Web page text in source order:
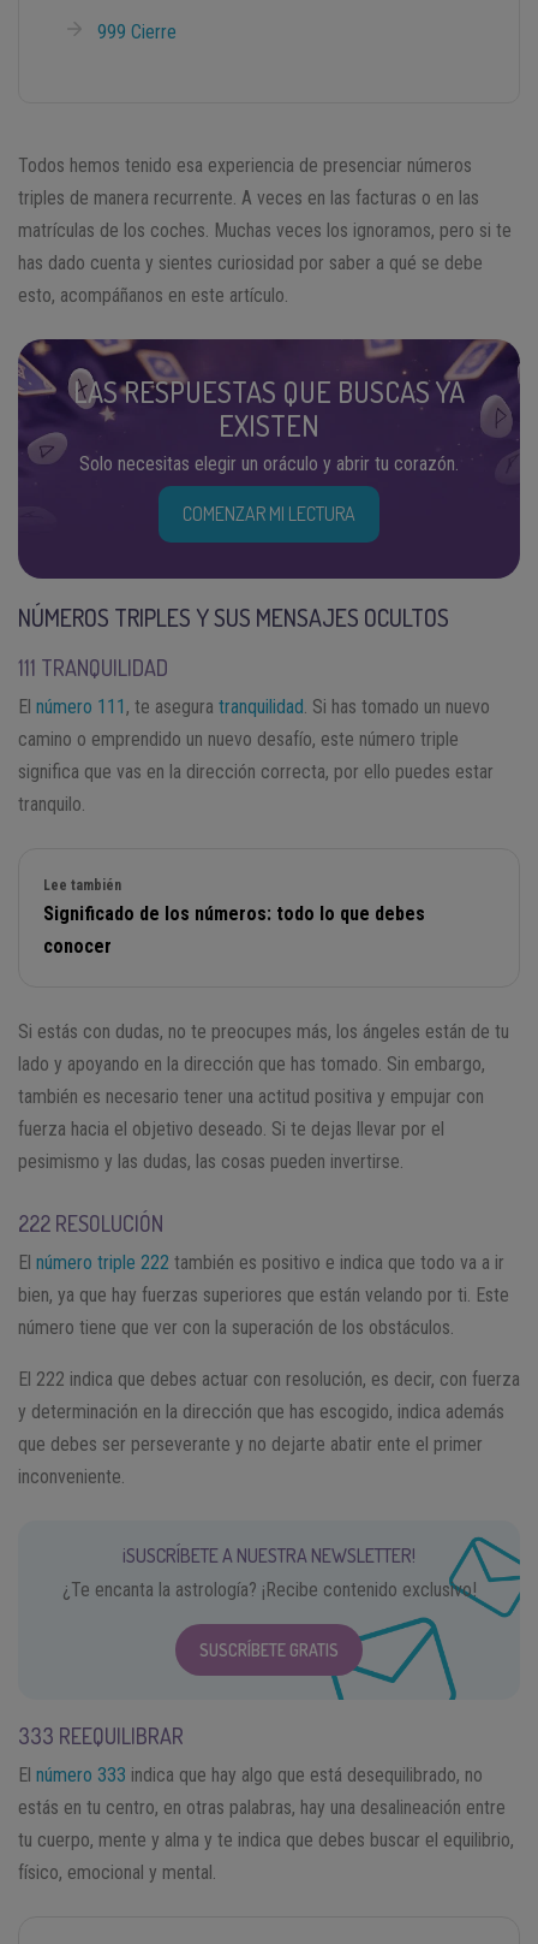
999 Cierre
Todos hemos tenido esa experiencia de presenciar números
triples de manera recurrente. A veces en las facturas o en las
matrículas de los coches. Muchas veces los ignoramos, pero si te
has dado cuenta y sientes curiosidad por saber a qué se debe
esto, acompáñanos en este artículo.
LAS RESPUESTAS QUE BUSCAS YA
EXISTEN
Solo necesitas elegir un oráculo y abrir tu corazón.
COMENZAR MI LECTURA
NÚMEROS TRIPLES Y SUS MENSAJES OCULTOS
111 TRANQUILIDAD
El número 111 , te asegura tranquilidad . Si has tomado un nuevo
camino o emprendido un nuevo desafío, este número triple
significa que vas en la dirección correcta, por ello puedes estar
tranquilo.
Lee también
Significado de los números: todo lo que debes
conocer
Si estás con dudas, no te preocupes más, los ángeles están de tu
lado y apoyando en la dirección que has tomado. Sin embargo,
también es necesario tener una actitud positiva y empujar con
fuerza hacia el objetivo deseado. Si te dejas llevar por el
pesimismo y las dudas, las cosas pueden invertirse.
222 RESOLUCIÓN
El número triple 222 también es positivo e indica que todo va a ir
bien, ya que hay fuerzas superiores que están velando por ti. Este
número tiene que ver con la superación de los obstáculos.
El 222 indica que debes actuar con resolución, es decir, con fuerza
y determinación en la dirección que has escogido, indica además
que debes ser perseverante y no dejarte abatir ente el primer
inconveniente.
¡SUSCRÍBETE A NUESTRA NEWSLETTER!
¿Te encanta la astrología? ¡Recibe contenido exclusivo!
SUSCRÍBETE GRATIS
333 REEQUILIBRAR
El número 333 indica que hay algo que está desequilibrado, no
estás en tu centro, en otras palabras, hay una desalineación entre
tu cuerpo, mente y alma y te indica que debes buscar el equilibrio,
físico, emocional y mental.